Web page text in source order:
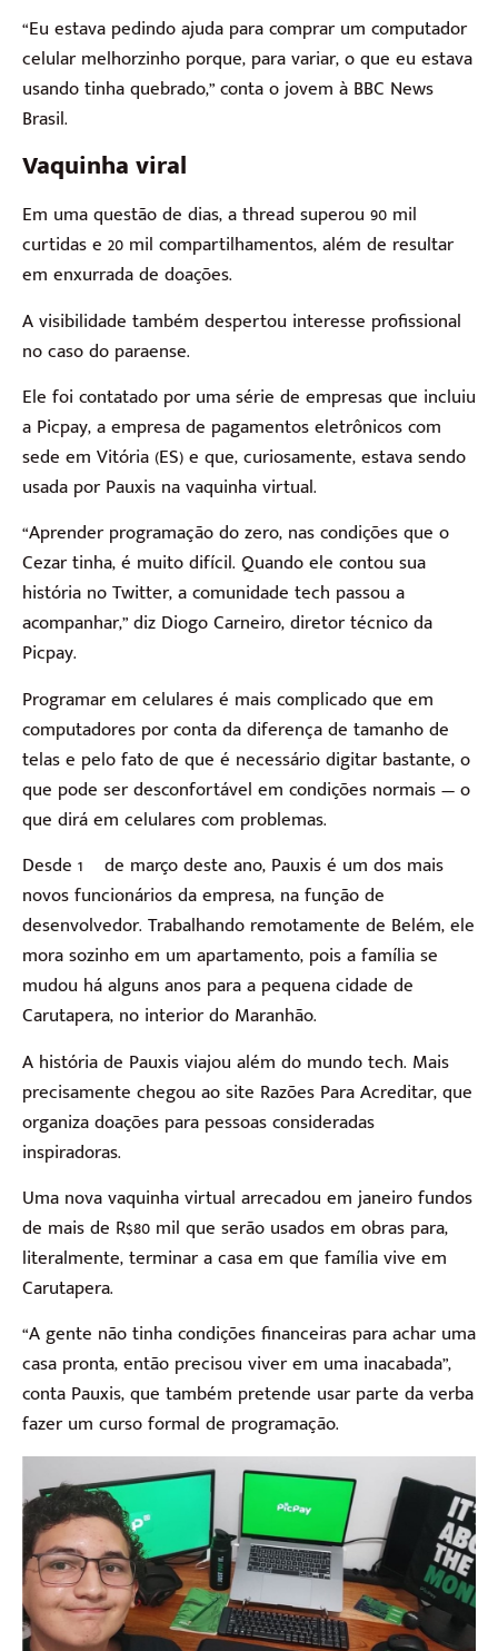
“Eu estava pedindo ajuda para comprar um computador
celular melhorzinho porque, para variar, o que eu estava
usando tinha quebrado,” conta o jovem à BBC News
Brasil.
Vaquinha viral
Em uma questão de dias, a thread superou 90 mil
curtidas e 20 mil compartilhamentos, além de resultar
em enxurrada de doações.
A visibilidade também despertou interesse profissional
no caso do paraense.
Ele foi contatado por uma série de empresas que incluiu
a Picpay, a empresa de pagamentos eletrônicos com
sede em Vitória (ES) e que, curiosamente, estava sendo
usada por Pauxis na vaquinha virtual.
“Aprender programação do zero, nas condições que o
Cezar tinha, é muito difícil. Quando ele contou sua
história no Twitter, a comunidade tech passou a
acompanhar,” diz Diogo Carneiro, diretor técnico da
Picpay.
Programar em celulares é mais complicado que em
computadores por conta da diferença de tamanho de
telas e pelo fato de que é necessário digitar bastante, o
que pode ser desconfortável em condições normais — o
que dirá em celulares com problemas.
Desde 1º de março deste ano, Pauxis é um dos mais
novos funcionários da empresa, na função de
desenvolvedor. Trabalhando remotamente de Belém, ele
mora sozinho em um apartamento, pois a família se
mudou há alguns anos para a pequena cidade de
Carutapera, no interior do Maranhão.
A história de Pauxis viajou além do mundo tech. Mais
precisamente chegou ao site Razões Para Acreditar, que
organiza doações para pessoas consideradas
inspiradoras.
Uma nova vaquinha virtual arrecadou em janeiro fundos
de mais de R$80 mil que serão usados em obras para,
literalmente, terminar a casa em que família vive em
Carutapera.
“A gente não tinha condições financeiras para achar uma
casa pronta, então precisou viver em uma inacabada”,
conta Pauxis, que também pretende usar parte da verba
fazer um curso formal de programação.